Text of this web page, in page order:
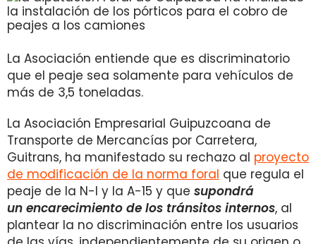
La Asociación entiende que es discriminatorio
que el peaje sea solamente para vehículos de
más de 3,5 toneladas.
La Asociación Empresarial Guipuzcoana de
Transporte de Mercancías por Carretera,
Guitrans, ha manifestado su rechazo al proyecto
de modificación de la norma foral que regula el
peaje de la N-I y la A-15 y que supondrá
un encarecimiento de los tránsitos internos, al
plantear la no discriminación entre los usuarios